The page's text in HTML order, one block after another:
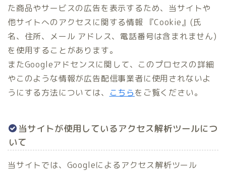
た商品やサービスの広告を表示するため、当サイトや
他サイトへのアクセスに関する情報 『Cookie』(氏
名、住所、メール アドレス、電話番号は含まれません)
を使用することがあります。
またGoogleアドセンスに関して、このプロセスの詳細
やこのような情報が広告配信事業者に使用されないよ
うにする方法については、
こちらをご覧ください。
当サイトが使用しているアクセス解析ツールにつ
いて
当サイトでは、Googleによるアクセス解析ツール